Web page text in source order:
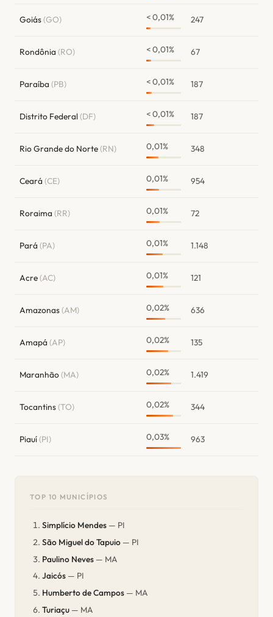
Goiás(GO) < 0,01% 247
Rondônia (RO) < 0,01% 67
Paraíba (PB) < 0,01% 187
Distrito Federal(DF) < 0,01% 187
Rio Grande do Norte(RN) 0,01% 348
Ceará (CE) 0,01% 954
Roraima (RR) 0,01% 72
Pará (PA) 0,01% 1.148
Acre(AC) 0,01% 121
Amazonas(AM) 0,02% 636
Amapá (AP) 0,02% 135
Maranhão(MA) 0,02% 1.419
Tocantins(TO) 0,02% 344
Piauí(PI) 0,03% 963
TOP 10 MUNICÍPIOS
Simplício Mendes — PI
São Miguel do Tapuio — PI
Paulino Neves — MA
Jaicós — PI
Humberto de Campos — MA
Turiaçu — MA